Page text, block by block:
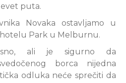
puta.
Novaka ostavljamo u
Park u Melburnu.
ali je sigurno da
borca nijedna
odluka neće sprečiti da